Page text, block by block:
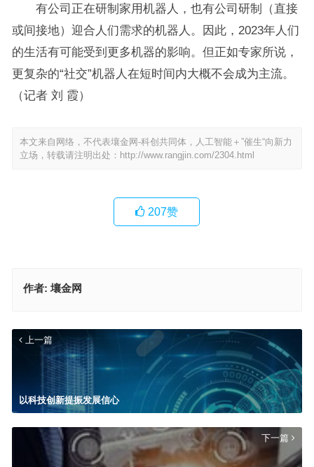
有公司正在研制家用机器人，也有公司研制（直接
或间接地）迎合人们需求的机器人。因此，2023年人们
的生活有可能受到更多机器的影响。但正如专家所说，
更复杂的“社交”机器人在短时间内大概不会成为主流。
（记者 刘 霞）
本文来自网络，不代表壤金网-科创共同体，人工智能＋”催生“向新力
立场，转载请注明出处： http://www.rangjin.com/2304.html
207赞
作者: 壤金网
上一篇
以科技创新提振发展信心
下一篇